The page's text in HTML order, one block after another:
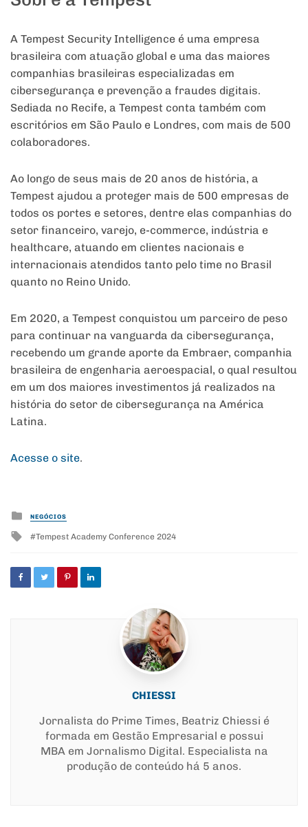
A Tempest Security Intelligence é uma empresa
brasileira com atuação global e uma das maiores
companhias brasileiras especializadas em
cibersegurança e prevenção a fraudes digitais.
Sediada no Recife, a Tempest conta também com
escritórios em São Paulo e Londres, com mais de 500
colaboradores.
Ao longo de seus mais de 20 anos de história, a
Tempest ajudou a proteger mais de 500 empresas de
todos os portes e setores, dentre elas companhias do
setor financeiro, varejo, e-commerce, indústria e
healthcare, atuando em clientes nacionais e
internacionais atendidos tanto pelo time no Brasil
quanto no Reino Unido.
Em 2020, a Tempest conquistou um parceiro de peso
para continuar na vanguarda da cibersegurança,
recebendo um grande aporte da Embraer, companhia
brasileira de engenharia aeroespacial, o qual resultou
em um dos maiores investimentos já realizados na
história do setor de cibersegurança na América
Latina.
Acesse o site.
Posted
in
NEGÓCIOS
Tagged
Tempest Academy Conference 2024
CHIESSI
Jornalista do Prime Times, Beatriz Chiessi é
formada em Gestão Empresarial e possui
MBA em Jornalismo Digital. Especialista na
produção de conteúdo há 5 anos.